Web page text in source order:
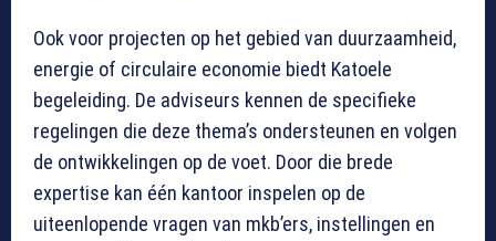
Ook voor projecten op het gebied van duurzaamheid,
energie of circulaire economie biedt Katoele
begeleiding. De adviseurs kennen de specifieke
regelingen die deze thema’s ondersteunen en volgen
de ontwikkelingen op de voet. Door die brede
expertise kan één kantoor inspelen op de
uiteenlopende vragen van mkb’ers, instellingen en